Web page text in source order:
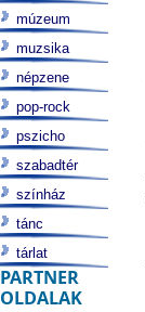
múzeum
muzsika
népzene
pop-rock
pszicho
szabadtér
színház
tánc
tárlat
PARTNER
OLDALAK